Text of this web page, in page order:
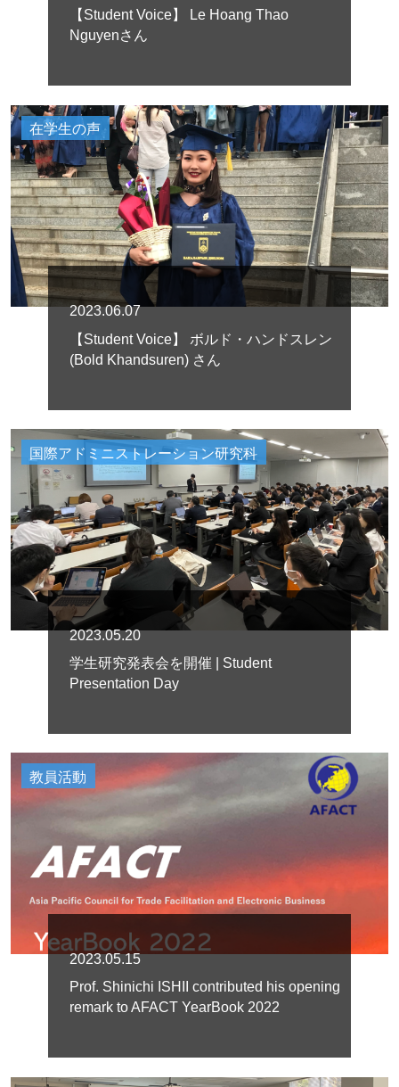
【Student Voice】 Le Hoang Thao
Nguyenさん
在学生の声
2023.06.07
【Student Voice】 ボルド・ハンドスレン
(Bold Khandsuren) さん
国際アドミニストレーション研究科
2023.05.20
学生研究発表会を開催 | Student
Presentation Day
教員活動
2023.05.15
Prof. Shinichi ISHII contributed his opening
remark to AFACT YearBook 2022